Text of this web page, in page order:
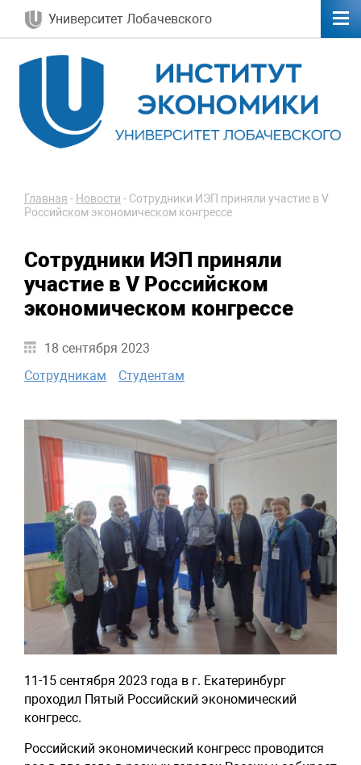
Университет Лобачевского
Главная - Новости - Сотрудники ИЭП приняли участие в V
Российском экономическом конгрессе
Сотрудники ИЭП приняли
участие в V Российском
экономическом конгрессе
18 сентября 2023
Сотрудникам
Студентам
11-15 сентября 2023 года в г. Екатеринбург
проходил Пятый Российский экономический
конгресс.
Российский экономический конгресс проводится